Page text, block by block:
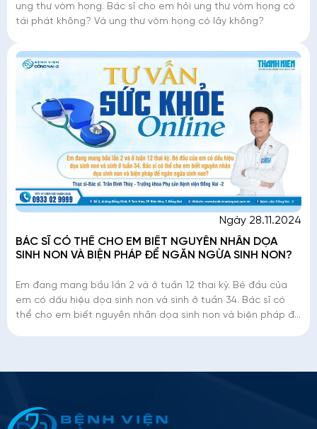
ung thư vòm họng. Bác sĩ cho em hỏi ung thư vòm họng có
tái phát không? Và ung thư vòm họng có lây không?
Ngày 28.11.2024
BÁC SĨ CÓ THỂ CHO EM BIẾT NGUYÊN NHÂN DỌA
SINH NON VÀ BIỆN PHÁP ĐỂ NGĂN NGỪA SINH NON?
Em đang mang bầu lần 2 và ở tuần 12 thai kỳ. Bé đầu của
em có dấu hiệu dọa sinh non và sinh ở tuần 34. Bác sĩ có
thể cho em biết nguyên nhân dọa sinh non và biện pháp để